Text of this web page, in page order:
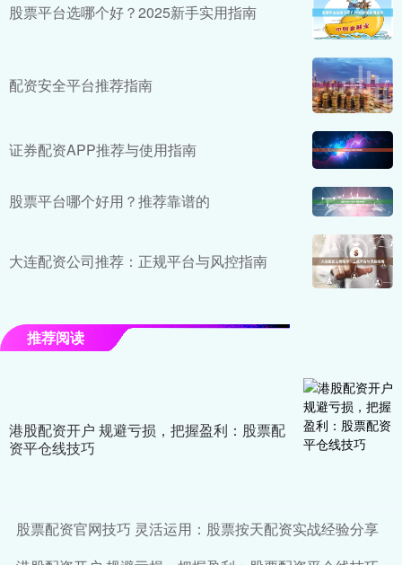
股票平台选哪个好？2025新手实用指南
配资安全平台推荐指南
证券配资APP推荐与使用指南
股票平台哪个好用？推荐靠谱的
大连配资公司推荐：正规平台与风控指南
推荐阅读
港股配资开户 规避亏损，把握盈利：股票配
资平仓线技巧
股票配资官网技巧 灵活运用：股票按天配资实战经验分享